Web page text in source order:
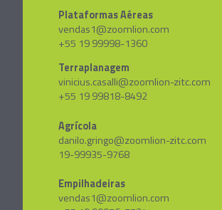
Plataformas Aéreas
vendas1@zoomlion.com
+55 19 99998-1360
Terraplanagem
vinicius.casalli@zoomlion-zitc.com
+55 19 99818-8492
Agrícola
danilo.gringo@zoomlion-zitc.com
19-99935-9768
Empilhadeiras
vendas1@zoomlion.com